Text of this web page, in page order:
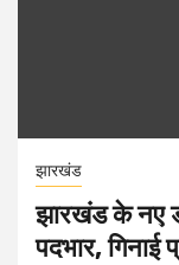
झारखंड
झारखंड के नए
पदभार, गिनाई